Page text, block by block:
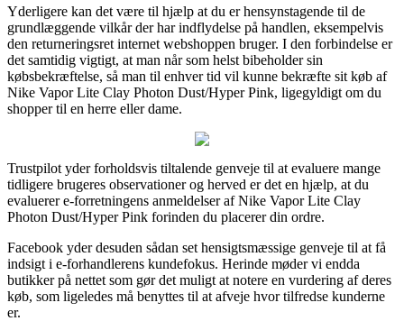
Yderligere kan det være til hjælp at du er hensynstagende til de
grundlæggende vilkår der har indflydelse på handlen, eksempelvis
den returneringsret internet webshoppen bruger. I den forbindelse er
det samtidig vigtigt, at man når som helst bibeholder sin
købsbekræftelse, så man til enhver tid vil kunne bekræfte sit køb af
Nike Vapor Lite Clay Photon Dust/Hyper Pink, ligegyldigt om du
shopper til en herre eller dame.
Trustpilot yder forholdsvis tiltalende genveje til at evaluere mange
tidligere brugeres observationer og herved er det en hjælp, at du
evaluerer e-forretningens anmeldelser af Nike Vapor Lite Clay
Photon Dust/Hyper Pink forinden du placerer din ordre.
Facebook yder desuden sådan set hensigtsmæssige genveje til at få
indsigt i e-forhandlerens kundefokus. Herinde møder vi endda
butikker på nettet som gør det muligt at notere en vurdering af deres
køb, som ligeledes må benyttes til at afveje hvor tilfredse kunderne
er.